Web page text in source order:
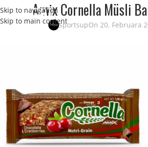
Skip to navigation
Skip to main content
Amix Cornella Müsli
sportsupOn 20. Februara